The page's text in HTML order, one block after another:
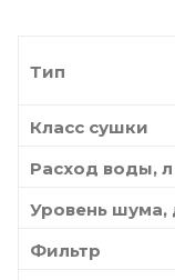
Тип
Класс сушки
Расход воды, л
Уровень шума,
Фильтр